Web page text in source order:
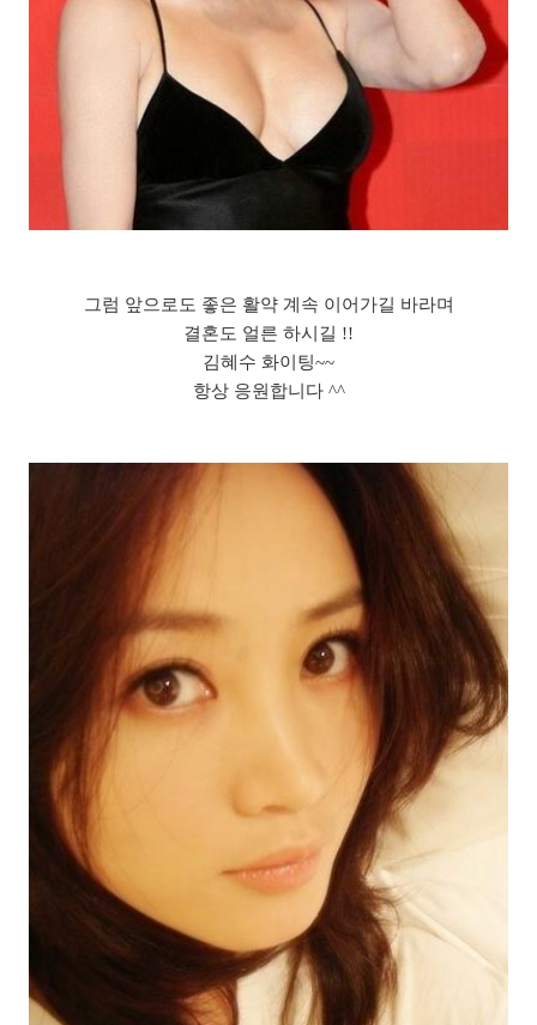
그럼 앞으로도 좋은 활약 계속 이어가길 바라며
결혼도 얼른 하시길 !!
김혜수 화이팅~~
항상 응원합니다 ^^